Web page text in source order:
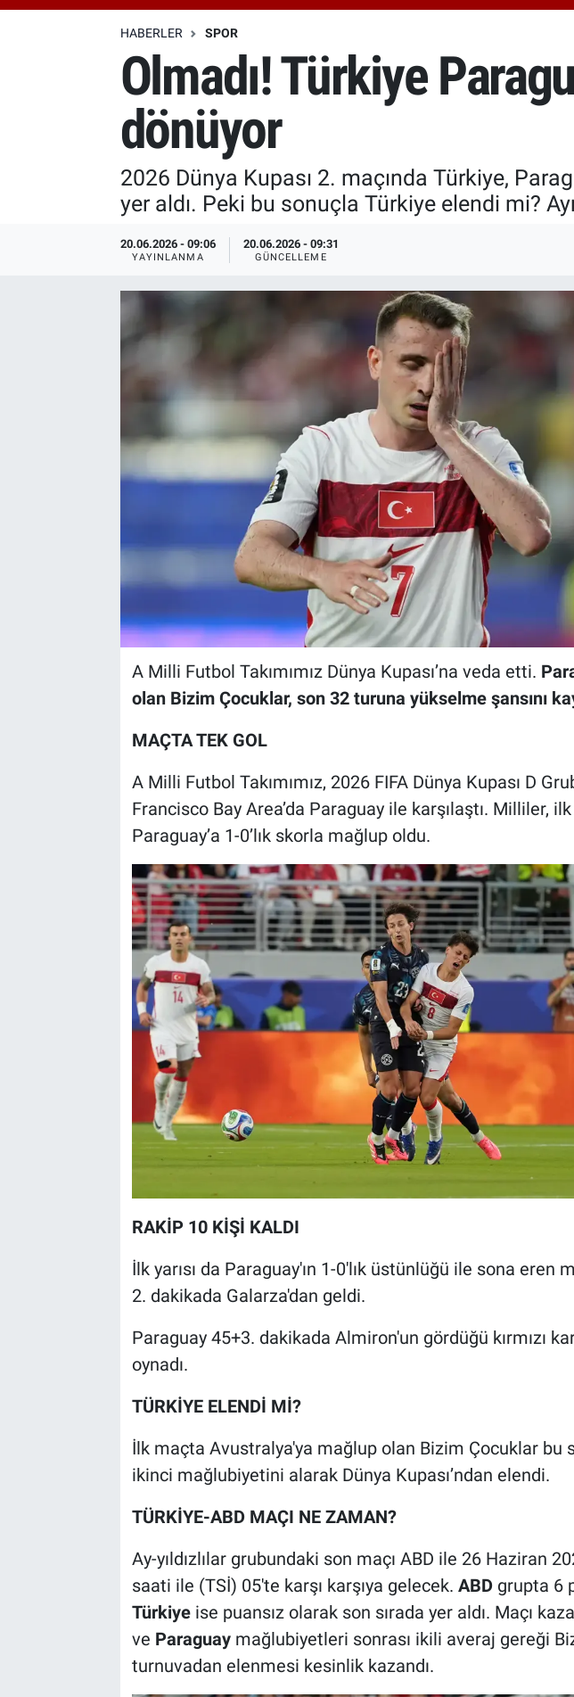
HABERLER SPOR
Olmadı! Türkiye
dönüyor
2026 Dünya Kupası 2. maçında Türkiye,
yer aldı. Peki bu sonuçla Türkiye elendi mi?
20.06.2026 - 09:06
YAYINLANMA
20.06.2026 - 09:31
GÜNCELLEME
A Milli Futbol Takımımız Dünya Kupası’na veda etti.
olan Bizim Çocuklar, son 32 turuna yükselme şansını
MAÇTA TEK GOL
A Milli Futbol Takımımız, 2026 FIFA Dünya Kupası D
Francisco Bay Area’da Paraguay ile karşılaştı. Milliler,
Paraguay’a 1-0’lık skorla mağlup oldu.
RAKİP 10 KİŞİ KALDI
İlk yarısı da Paraguay'ın 1-0'lık üstünlüğü ile sona eren
2. dakikada Galarza'dan geldi.
Paraguay 45+3. dakikada Almiron'un gördüğü kırmızı
oynadı.
TÜRKİYE ELENDİ Mİ?
İlk maçta Avustralya'ya mağlup olan Bizim Çocuklar bu
ikinci mağlubiyetini alarak Dünya Kupası’ndan elendi.
TÜRKİYE-ABD MAÇI NE ZAMAN?
Ay-yıldızlılar grubundaki son maçı ABD ile 26 Haziran
saati ile (TSİ) 05'te karşı karşıya gelecek. ABD grupta 6
Türkiye ise puansız olarak son sırada yer aldı. Maçı
ve Paraguay mağlubiyetleri sonrası ikili averaj gereği
turnuvadan elenmesi kesinlik kazandı.
Özel Haberler
Özel Haberler
Erişim Bilgileri
Haber Arşivi